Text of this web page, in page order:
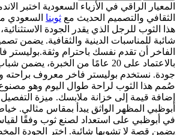
المعيار الراقي في الأزياء السعودية اختبر
الثقافي والتصميم الحديث مع ثوبنا السعودي
هذا الثوب للرجل الذي يقدر الجودة
شائبة للمناسبات الدينية والثقافية. يضمن
الفاخر أن تقدم نفسك باحترام وثقة.بوليستر
بالاعتماد على 20 عامًا من الخبرة،
جودة. نستخدم بوليستر فاخر معروف براحته
صُمم هذا الثوب لراحة طوال اليوم وهو مصنوع
إضافة قيمة إلى خزانة ملابسك. ميزة
أبوظبي المظهر الواثق يبدأ بمقاس مثالي.
في أبوظبي على استعداد لصنع ثوب وفقًا
يضمن قصة لا تشوبها شائبة. اختر الجودة